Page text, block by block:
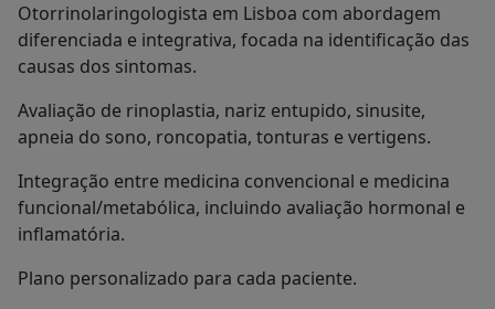
Otorrinolaringologista em Lisboa com abordagem
diferenciada e integrativa, focada na identificação das
causas dos sintomas.
Avaliação de rinoplastia, nariz entupido, sinusite,
apneia do sono, roncopatia, tonturas e vertigens.
Integração entre medicina convencional e medicina
funcional/metabólica, incluindo avaliação hormonal e
inflamatória.
Plano personalizado para cada paciente.